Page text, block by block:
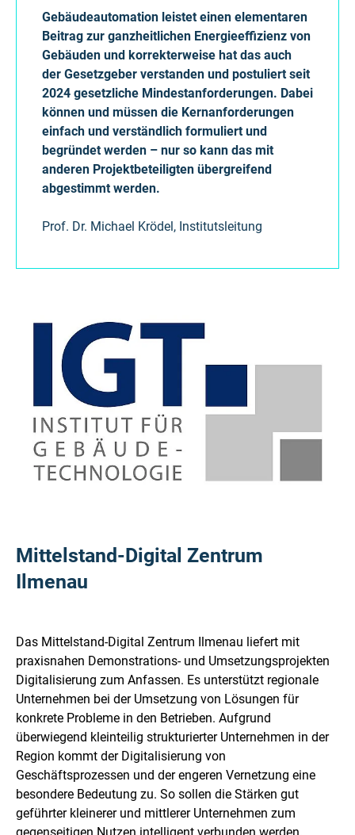
Gebäudeautomation leistet einen elementaren
Beitrag zur ganzheitlichen Energieeffizienz von
Gebäuden und korrekterweise hat das auch
der Gesetzgeber verstanden und postuliert seit
2024 gesetzliche Mindestanforderungen. Dabei
können und müssen die Kernanforderungen
einfach und verständlich formuliert und
begründet werden – nur so kann das mit
anderen Projektbeteiligten übergreifend
abgestimmt werden.
Prof. Dr. Michael Krödel, Institutsleitung
Mittelstand-Digital Zentrum
Ilmenau
Das Mittelstand-Digital Zentrum Ilmenau liefert mit
praxisnahen Demonstrations- und Umsetzungsprojekten
Digitalisierung zum Anfassen. Es unterstützt regionale
Unternehmen bei der Umsetzung von Lösungen für
konkrete Probleme in den Betrieben. Aufgrund
überwiegend kleinteilig strukturierter Unternehmen in der
Region kommt der Digitalisierung von
Geschäftsprozessen und der engeren Vernetzung eine
besondere Bedeutung zu. So sollen die Stärken gut
geführter kleinerer und mittlerer Unternehmen zum